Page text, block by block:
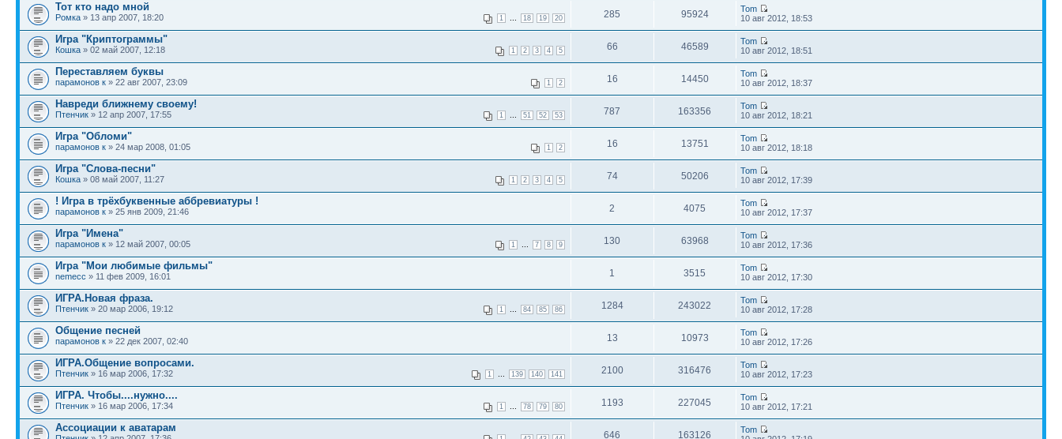
Тот кто надо мной
1 18 19 20
Ромка » 13 апр 2007, 18:20 285 95924
Tom
10 авг 2012, 18:53
Игра "Криптограммы"
1 2 3 4 5
Кошка » 02 май 2007, 12:18 66 46589
Tom
10 авг 2012, 18:51
Переставляем буквы
1 2
парамонов к » 22 авг 2007, 23:09 16 14450
Tom
10 авг 2012, 18:37
Навреди ближнему своему!
1 51 52 53
Птенчик » 12 апр 2007, 17:55 787 163356
Tom
10 авг 2012, 18:21
Игра "Обломи"
1 2
парамонов к » 24 мар 2008, 01:05 16 13751
Tom
10 авг 2012, 18:18
Игра "Слова-песни"
1 2 3 4 5
Кошка » 08 май 2007, 11:27 74 50206
Tom
10 авг 2012, 17:39
! Игра в трёхбуквенные аббревиатуры !
парамонов к » 25 янв 2009, 21:46 2 4075
Tom
10 авг 2012, 17:37
Игра "Имена"
1 7 8 9
парамонов к » 12 май 2007, 00:05 130 63968
Tom
10 авг 2012, 17:36
Игра "Мои любимые фильмы"
nemecc » 11 фев 2009, 16:01 1 3515
Tom
10 авг 2012, 17:30
ИГРА.Новая фраза.
1 84 85 86
Птенчик » 20 мар 2006, 19:12 1284 243022
Tom
10 авг 2012, 17:28
Общение песней
парамонов к » 22 дек 2007, 02:40 13 10973
Tom
10 авг 2012, 17:26
ИГРА.Общение вопросами.
1 139 140 141
Птенчик » 16 мар 2006, 17:32 2100 316476
Tom
10 авг 2012, 17:23
ИГРА. Чтобы....нужно....
1 78 79 80
Птенчик » 16 мар 2006, 17:34 1193 227045
Tom
10 авг 2012, 17:21
Ассоциации к аватарам
646 163126
Tom